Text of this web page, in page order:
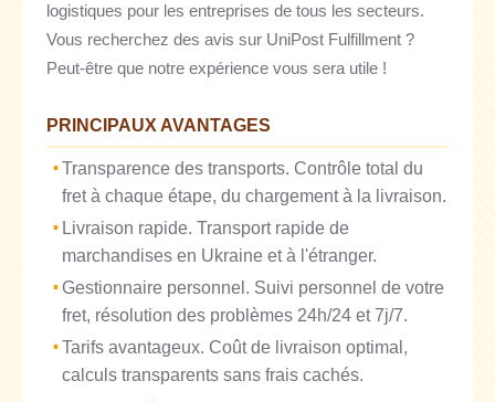
logistiques pour les entreprises de tous les secteurs.
Vous recherchez des avis sur UniPost Fulfillment ?
Peut-être que notre expérience vous sera utile !
PRINCIPAUX AVANTAGES
Transparence des transports. Contrôle total du
fret à chaque étape, du chargement à la livraison.
Livraison rapide. Transport rapide de
marchandises en Ukraine et à l'étranger.
Gestionnaire personnel. Suivi personnel de votre
fret, résolution des problèmes 24h/24 et 7j/7.
Tarifs avantageux. Coût de livraison optimal,
calculs transparents sans frais cachés.